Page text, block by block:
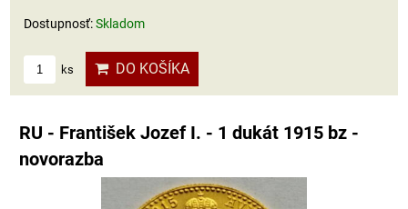
Dostupnosť:Skladom
ks DO KOŠÍKA
RU - František Jozef I. - 1 dukát 1915 bz -
novorazba